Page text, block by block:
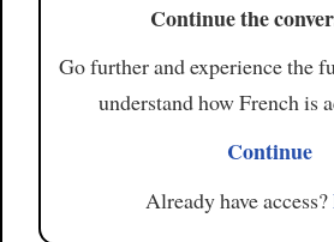
Continue the
Go further and experience the
understand how French is
Continue
Already have access?